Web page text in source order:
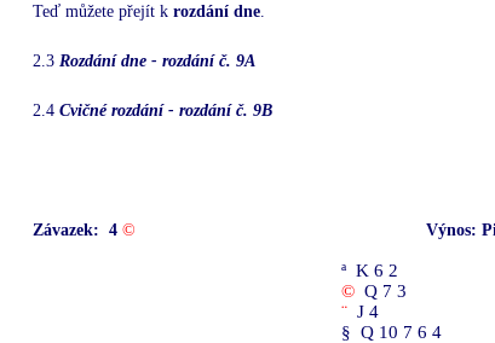
Teď můžete přejít k rozdání dne.
2.3 Rozdání dne - rozdání č. 9A
2.4 Cvičné rozdání - rozdání č. 9B
Závazek: 4 © Výnos:
ª K 6 2
© Q 7 3
¨ J 4
§ Q 10 7 6 4